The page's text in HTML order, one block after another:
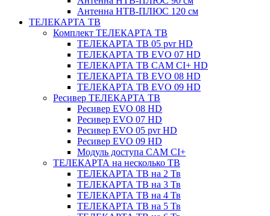
Антенна НТВ-ПЛЮС 120 см
ТЕЛЕКАРТА ТВ
Комплект ТЕЛЕКАРТА ТВ
ТЕЛЕКАРТА ТВ 05 pvr HD
ТЕЛЕКАРТА ТВ EVO 07 HD
ТЕЛЕКАРТА ТВ CAM CI+ HD
ТЕЛЕКАРТА ТВ EVO 08 HD
ТЕЛЕКАРТА ТВ EVO 09 HD
Ресивер ТЕЛЕКАРТА ТВ
Ресивер EVO 08 HD
Ресивер EVO 07 HD
Ресивер EVO 05 pvr HD
Ресивер EVO 09 HD
Модуль доступа CAM CI+
ТЕЛЕКАРТА на несколько ТВ
ТЕЛЕКАРТА ТВ на 2 Тв
ТЕЛЕКАРТА ТВ на 3 Тв
ТЕЛЕКАРТА ТВ на 4 Тв
ТЕЛЕКАРТА ТВ на 5 Тв